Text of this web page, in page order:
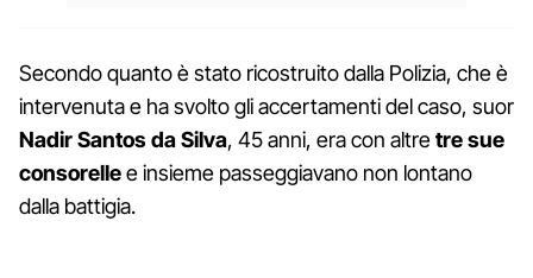
Secondo quanto è stato ricostruito dalla Polizia, che è
intervenuta e ha svolto gli accertamenti del caso, suor
Nadir Santos da Silva, 45 anni, era con altretre sue
consorellee insieme passeggiavano non lontano
dalla battigia.